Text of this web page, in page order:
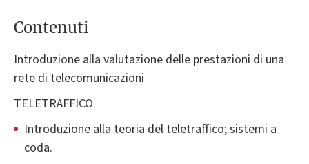
Contenuti
Introduzione alla valutazione delle prestazioni di una
rete di telecomunicazioni
TELETRAFFICO
Introduzione alla teoria del teletraffico; sistemi a
coda.